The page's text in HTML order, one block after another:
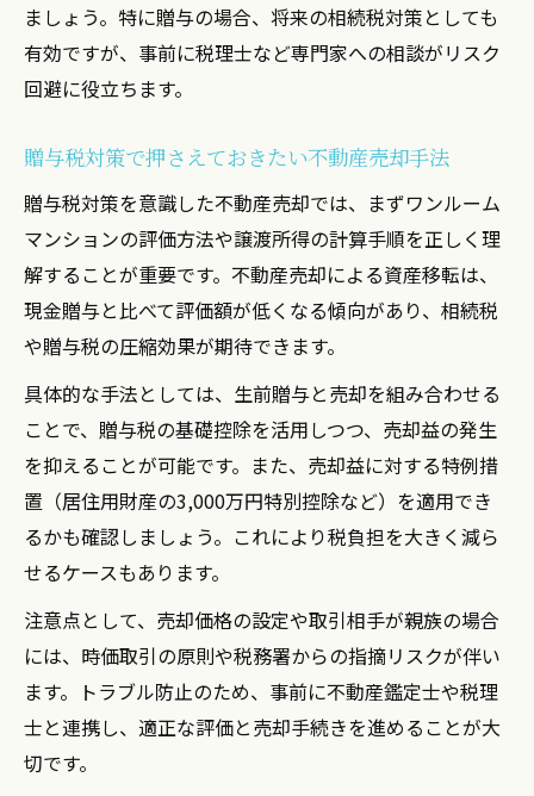
ましょう。特に贈与の場合、将来の相続税対策としても
有効ですが、事前に税理士など専門家への相談がリスク
回避に役立ちます。
贈与税対策で押さえておきたい不動産売却手法
贈与税対策を意識した不動産売却では、まずワンルーム
マンションの評価方法や譲渡所得の計算手順を正しく理
解することが重要です。不動産売却による資産移転は、
現金贈与と比べて評価額が低くなる傾向があり、相続税
や贈与税の圧縮効果が期待できます。
具体的な手法としては、生前贈与と売却を組み合わせる
ことで、贈与税の基礎控除を活用しつつ、売却益の発生
を抑えることが可能です。また、売却益に対する特例措
置（居住用財産の3,000万円特別控除など）を適用でき
るかも確認しましょう。これにより税負担を大きく減ら
せるケースもあります。
注意点として、売却価格の設定や取引相手が親族の場合
には、時価取引の原則や税務署からの指摘リスクが伴い
ます。トラブル防止のため、事前に不動産鑑定士や税理
士と連携し、適正な評価と売却手続きを進めることが大
切です。